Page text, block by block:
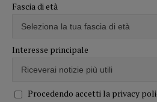
Fascia di età
Interesse principale
Procedendo accetti la privacy